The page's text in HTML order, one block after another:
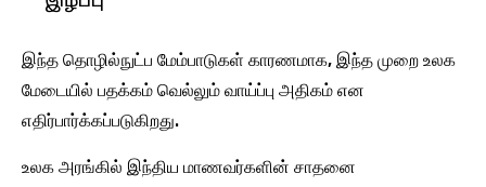
இந்த தொழில்நுட்ப மேம்பாடுகள் காரணமாக, இந்த முறை உலக
மேடையில் பதக்கம் வெல்லும் வாய்ப்பு அதிகம் என
எதிர்பார்க்கப்படுகிறது.
உலக அரங்கில் இந்திய மாணவர்களின் சாதனை